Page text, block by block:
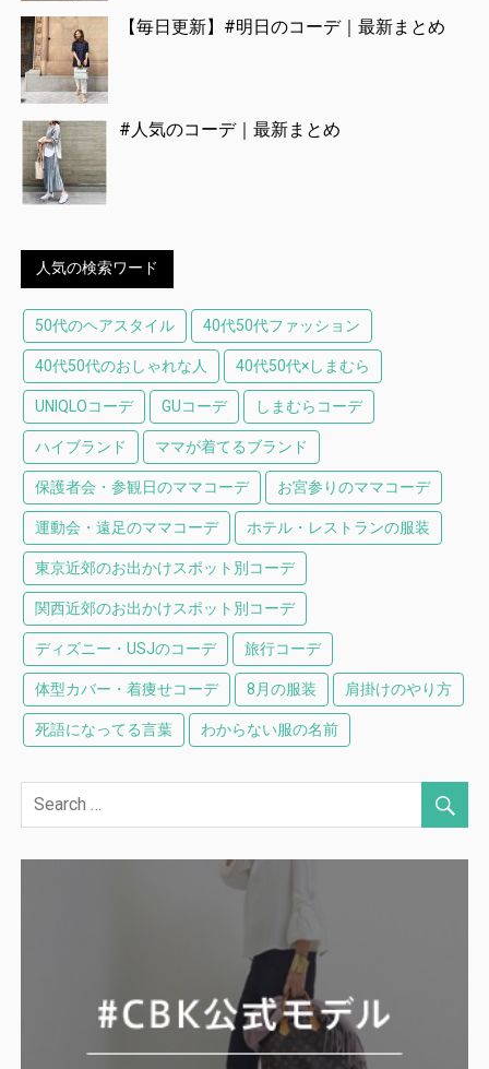
【毎日更新】#明日のコーデ｜最新まとめ
#人気のコーデ｜最新まとめ
人気の検索ワード
50代のヘアスタイル 40代50代ファッション
40代50代のおしゃれな人 40代50代×しまむら
UNIQLOコーデ GUコーデ しまむらコーデ
ハイブランド ママが着てるブランド
保護者会・参観日のママコーデ お宮参りのママコーデ
運動会・遠足のママコーデ ホテル・レストランの服装
東京近郊のお出かけスポット別コーデ
関西近郊のお出かけスポット別コーデ
ディズニー・USJのコーデ 旅行コーデ
体型カバー・着痩せコーデ 8月の服装 肩掛けのやり方
死語になってる言葉 わからない服の名前